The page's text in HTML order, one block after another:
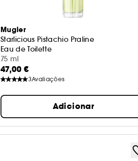
Mugler
Starlicious Pistachio Praline
Eau de Toilette
75 ml
47,00 €
3Avaliações
Adicionar